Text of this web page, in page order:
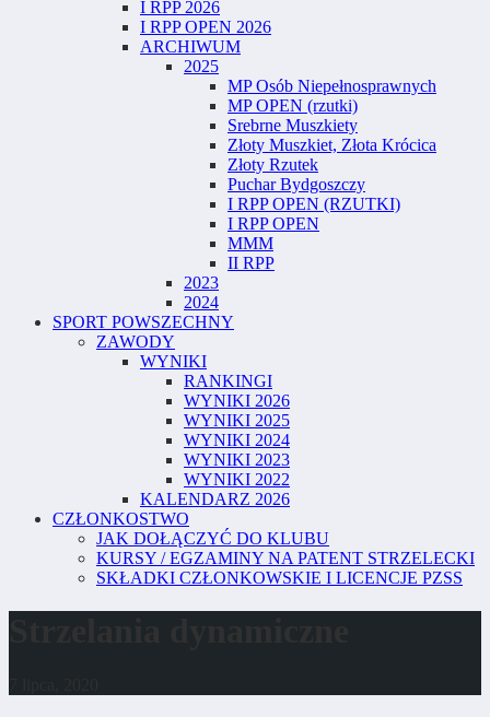
I RPP 2026
I RPP OPEN 2026
ARCHIWUM
2025
MP Osób Niepełnosprawnych
MP OPEN (rzutki)
Srebrne Muszkiety
Złoty Muszkiet, Złota Krócica
Złoty Rzutek
Puchar Bydgoszczy
I RPP OPEN (RZUTKI)
I RPP OPEN
MMM
II RPP
2023
2024
SPORT POWSZECHNY
ZAWODY
WYNIKI
RANKINGI
WYNIKI 2026
WYNIKI 2025
WYNIKI 2024
WYNIKI 2023
WYNIKI 2022
KALENDARZ 2026
CZŁONKOSTWO
JAK DOŁĄCZYĆ DO KLUBU
KURSY / EGZAMINY NA PATENT STRZELECKI
SKŁADKI CZŁONKOWSKIE I LICENCJE PZSS